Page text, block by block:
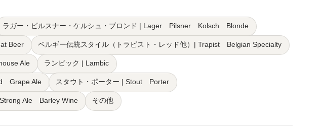
ラガー・ピルスナー・ケルシュ・ブロンド | Lager Pilsner Kolsch Blonde
Beer ベルギー伝統スタイル（トラピスト・レッド他）| Trapist Belgian Specialty
Ale ランビック | Lambic
Grape Ale スタウト・ポーター | Stout Porter
Ale Barley Wine その他